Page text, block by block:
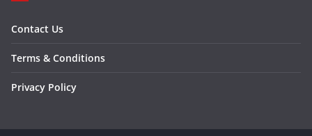
Contact Us
Terms & Conditions
Privacy Policy